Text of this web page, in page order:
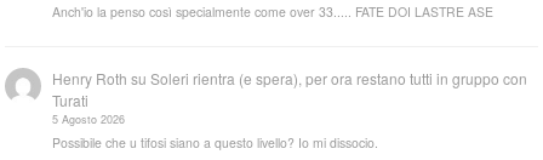
Anch'io la penso così specialmente come over 33..... FATE DOI LASTRE ASE
Henry Roth suSoleri rientra (e spera), per ora restano tutti in gruppo con
Turati
5 Agosto 2026
Possibile che u tifosi siano a questo livello? Io mi dissocio.